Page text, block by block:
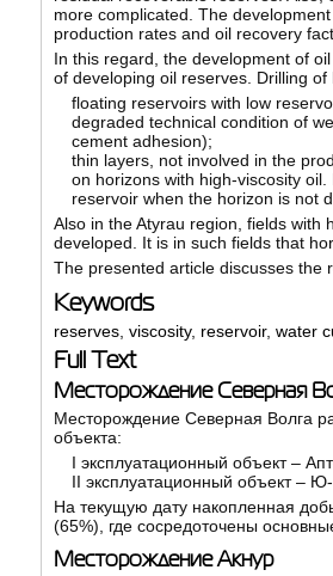
more complicated. The
production rates and oil recovery
In this regard, the development of
of developing oil reserves. Drilling
floating reservoirs with low
degraded technical condition of
cement adhesion);
thin layers, not involved in the
on horizons with high-viscosity
reservoir when the horizon is not
Also in the Atyrau region, fields with
developed. It is in such fields that
The presented article discusses the
Keywords
reserves, viscosity, reservoir, water
Full Text
Месторождение Северная
Месторождение Северная Волга
объекта:
I эксплуатационный объект –
II эксплуатационный объект – Ю-
На текущую дату накопленная
(65%), где сосредоточены
Месторождение Акнур